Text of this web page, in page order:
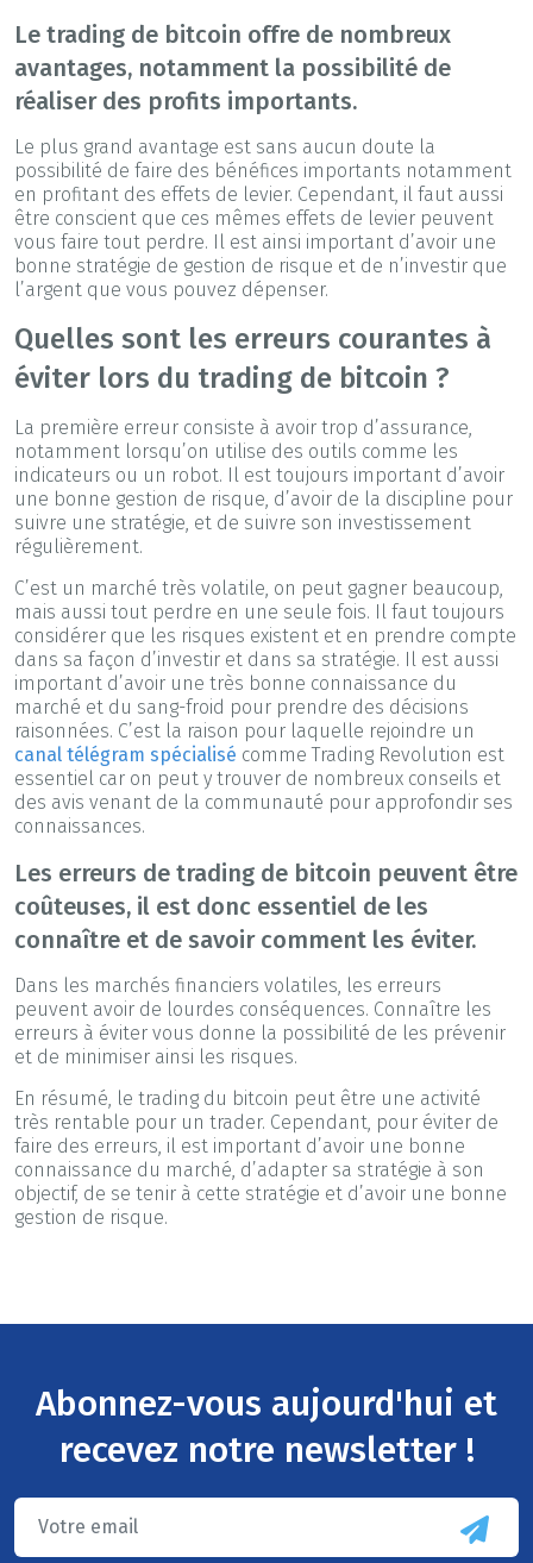
Le trading de bitcoin offre de nombreux
avantages, notamment la possibilité de
réaliser des profits importants.
Le plus grand avantage est sans aucun doute la
possibilité de faire des bénéfices importants notamment
en profitant des effets de levier. Cependant, il faut aussi
être conscient que ces mêmes effets de levier peuvent
vous faire tout perdre. Il est ainsi important d’avoir une
bonne stratégie de gestion de risque et de n’investir que
l’argent que vous pouvez dépenser.
Quelles sont les erreurs courantes à
éviter lors du trading de bitcoin ?
La première erreur consiste à avoir trop d’assurance,
notamment lorsqu’on utilise des outils comme les
indicateurs ou un robot. Il est toujours important d’avoir
une bonne gestion de risque, d’avoir de la discipline pour
suivre une stratégie, et de suivre son investissement
régulièrement.
C’est un marché très volatile, on peut gagner beaucoup,
mais aussi tout perdre en une seule fois. Il faut toujours
considérer que les risques existent et en prendre compte
dans sa façon d’investir et dans sa stratégie. Il est aussi
important d’avoir une très bonne connaissance du
marché et du sang-froid pour prendre des décisions
raisonnées. C’est la raison pour laquelle rejoindre un
canal télégram spécialisé comme Trading Revolution est
essentiel car on peut y trouver de nombreux conseils et
des avis venant de la communauté pour approfondir ses
connaissances.
Les erreurs de trading de bitcoin peuvent être
coûteuses, il est donc essentiel de les
connaître et de savoir comment les éviter.
Dans les marchés financiers volatiles, les erreurs
peuvent avoir de lourdes conséquences. Connaître les
erreurs à éviter vous donne la possibilité de les prévenir
et de minimiser ainsi les risques.
En résumé, le trading du bitcoin peut être une activité
très rentable pour un trader. Cependant, pour éviter de
faire des erreurs, il est important d’avoir une bonne
connaissance du marché, d’adapter sa stratégie à son
objectif, de se tenir à cette stratégie et d’avoir une bonne
gestion de risque.
Abonnez-vous aujourd'hui et
recevez notre newsletter !